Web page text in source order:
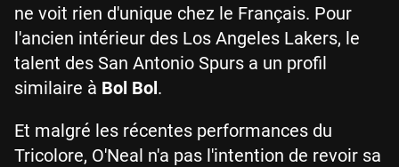
ne voit rien d'unique chez le Français. Pour
l'ancien intérieur des Los Angeles Lakers, le
talent des San Antonio Spurs a un profil
similaire à Bol Bol.
Et malgré les récentes performances du
Tricolore, O'Neal n'a pas l'intention de revoir sa